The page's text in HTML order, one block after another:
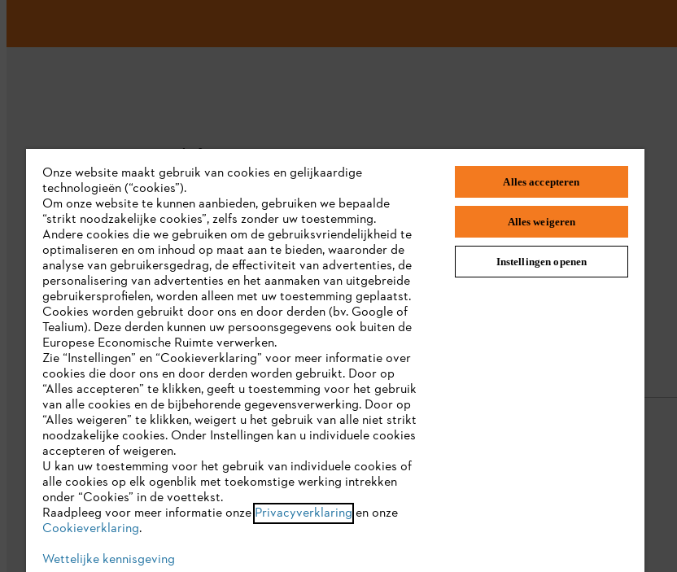
Bedrijf
Over ons
Pers
Werken bij STIHL
Duurzaamheid
STIHL rapportagesysteem
Catalogus
STIHL FAQ
Productregistratie
Onderdelen en assortiment
Handleidingen
Gegevensbescherming Impressum Cookie-informatie
Onze website maakt gebruik van cookies en gelijkaardige
technologieën (“cookies”).
Om onze website te kunnen aanbieden, gebruiken we bepaalde
“strikt noodzakelijke cookies”, zelfs zonder uw toestemming.
Andere cookies die we gebruiken om de gebruiksvriendelijkheid te
optimaliseren en om inhoud op maat aan te bieden, waaronder de
analyse van gebruikersgedrag, de effectiviteit van advertenties, de
personalisering van advertenties en het aanmaken van uitgebreide
gebruikersprofielen, worden alleen met uw toestemming geplaatst.
Cookies worden gebruikt door ons en door derden (bv. Google of
Tealium). Deze derden kunnen uw persoonsgegevens ook buiten de
Europese Economische Ruimte verwerken.
Zie “Instellingen” en “Cookieverklaring” voor meer informatie over
cookies die door ons en door derden worden gebruikt. Door op
“Alles accepteren” te klikken, geeft u toestemming voor het gebruik
van alle cookies en de bijbehorende gegevensverwerking. Door op
“Alles weigeren” te klikken, weigert u het gebruik van alle niet strikt
noodzakelijke cookies. Onder Instellingen kan u individuele cookies
accepteren of weigeren.
U kan uw toestemming voor het gebruik van individuele cookies of
alle cookies op elk ogenblik met toekomstige werking intrekken
onder “Cookies” in de voettekst.
Raadpleeg voor meer informatie onze Privacyverklaring en onze
Cookieverklaring.
Wettelijke kennisgeving
Alles accepteren
Alles weigeren
Instellingen openen